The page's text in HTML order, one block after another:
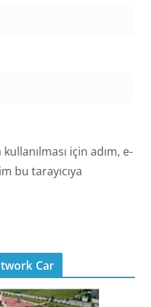
için adım, e-
bu tarayıcıya
Car